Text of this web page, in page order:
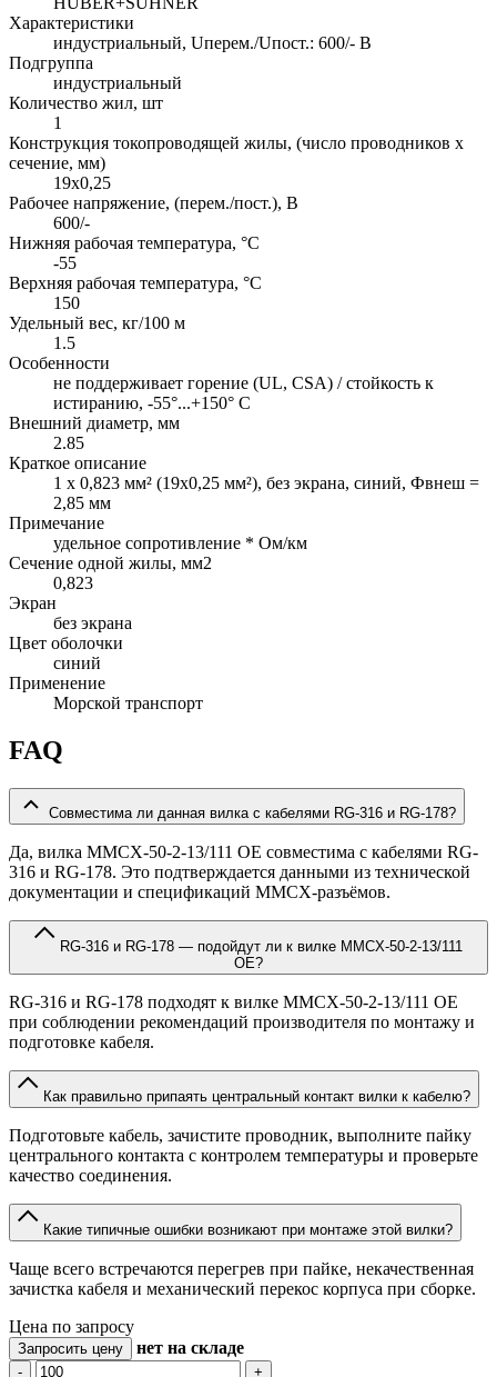
Характеристики
индустриальный, Uперем./Uпост.: 600/- В
Подгруппа
индустриальный
Количество жил, шт
1
Конструкция токопроводящей жилы, (число проводников х
сечение, мм)
19x0,25
Рабочее напряжение, (перем./пост.), В
600/-
Нижняя рабочая температура, °C
-55
Верхняя рабочая температура, °C
150
Удельный вес, кг/100 м
1.5
Особенности
не поддерживает горение (UL, CSA) / стойкость к
истиранию, -55°...+150° C
Внешний диаметр, мм
2.85
Краткое описание
1 х 0,823 мм² (19x0,25 мм²), без экрана, синий, Фвнеш =
2,85 мм
Примечание
удельное сопротивление * Ом/км
Сечение одной жилы, мм2
0,823
Экран
без экрана
Цвет оболочки
синий
Применение
Морской транспорт
FAQ
Совместима ли данная вилка с кабелями RG-316 и RG-178?
Да, вилка MMCX-50-2-13/111 OE совместима с кабелями RG-
316 и RG-178. Это подтверждается данными из технической
документации и спецификаций MMCX-разъёмов.
OE?
RG-316 и RG-178 подходят к вилке MMCX-50-2-13/111 OE
при соблюдении рекомендаций производителя по монтажу и
подготовке кабеля.
Как правильно припаять центральный контакт вилки к кабелю?
Подготовьте кабель, зачистите проводник, выполните пайку
центрального контакта с контролем температуры и проверьте
качество соединения.
Какие типичные ошибки возникают при монтаже этой вилки?
Чаще всего встречаются перегрев при пайке, некачественная
зачистка кабеля и механический перекос корпуса при сборке.
Цена по запросу
Запросить цену нет на складе
- +